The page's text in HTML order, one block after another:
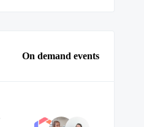
On demand events